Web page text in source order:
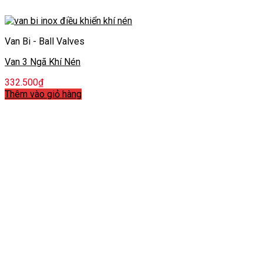
Van Bi - Ball Valves
Van 3 Ngã Khí Nén
332.500₫
Thêm vào giỏ hàng